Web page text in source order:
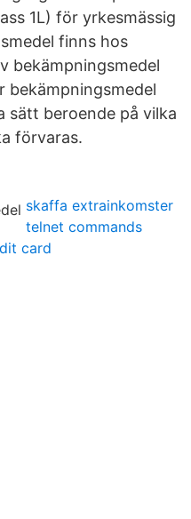
1L) för yrkesmässig
finns hos
bekämpningsmedel
sätt beroende på vilka
förvaras.
skaffa extrainkomster
telnet commands
card